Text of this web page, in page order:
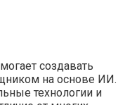
создавать
на основе ИИ.
технологии и